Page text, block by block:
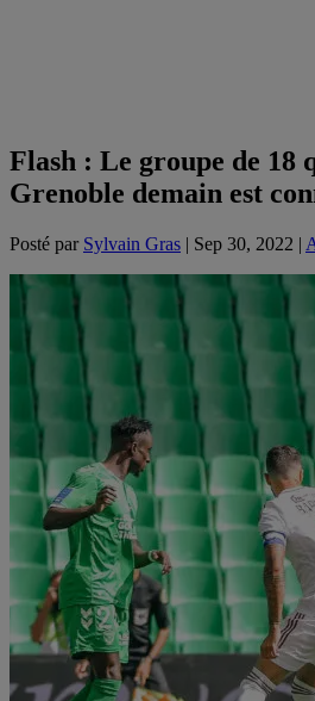
Flash : Le groupe de 18
Grenoble demain est
Posté par Sylvain Gras | Sep 30, 2022 |